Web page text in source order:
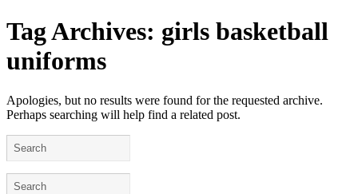
Tag Archives: girls basketball
uniforms
Apologies, but no results were found for the requested archive.
Perhaps searching will help find a related post.